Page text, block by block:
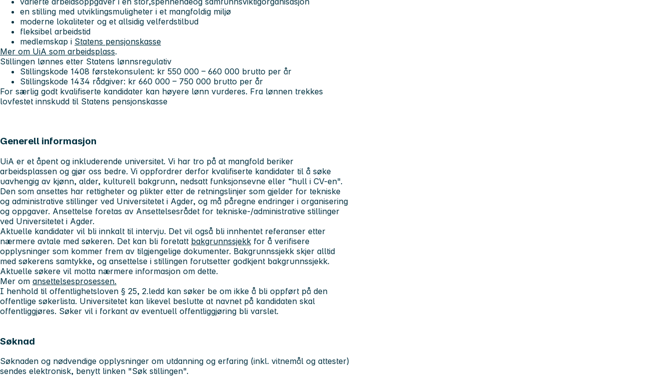
en stilling med utviklingsmuligheter i et mangfoldig miljø
moderne lokaliteter og et allsidig velferdstilbud
fleksibel arbeidstid
medlemskap i Statens pensjonskasse
Mer om UiA som arbeidsplass.
Stillingen lønnes etter Statens lønnsregulativ
Stillingskode 1408 førstekonsulent: kr 550 000 – 660 000 brutto per år
Stillingskode 1434 rådgiver: kr 660 000 – 750 000 brutto per år
For særlig godt kvalifiserte kandidater kan høyere lønn vurderes. Fra lønnen trekkes
lovfestet innskudd til Statens pensjonskasse
Generell informasjon
UiA er et åpent og inkluderende universitet. Vi har tro på at mangfold beriker
arbeidsplassen og gjør oss bedre. Vi oppfordrer derfor kvalifiserte kandidater til å søke
uavhengig av kjønn, alder, kulturell bakgrunn, nedsatt funksjonsevne eller “hull i CV-en".
Den som ansettes har rettigheter og plikter etter de retningslinjer som gjelder for tekniske
og administrative stillinger ved Universitetet i Agder, og må påregne endringer i organisering
og oppgaver. Ansettelse foretas av Ansettelsesrådet for tekniske-/administrative stillinger
ved Universitetet i Agder.
Aktuelle kandidater vil bli innkalt til intervju. Det vil også bli innhentet referanser etter
nærmere avtale med søkeren. Det kan bli foretatt bakgrunnssjekk for å verifisere
opplysninger som kommer frem av tilgjengelige dokumenter. Bakgrunnssjekk skjer alltid
med søkerens samtykke, og ansettelse i stillingen forutsetter godkjent bakgrunnssjekk.
Aktuelle søkere vil motta nærmere informasjon om dette.
Mer om ansettelsesprosessen.
I henhold til offentlighetsloven § 25, 2.ledd kan søker be om ikke å bli oppført på den
offentlige søkerlista. Universitetet kan likevel beslutte at navnet på kandidaten skal
offentliggjøres. Søker vil i forkant av eventuell offentliggjøring bli varslet.
Søknad
Søknaden og nødvendige opplysninger om utdanning og erfaring (inkl. vitnemål og attester)
sendes elektronisk, benytt linken "Søk stillingen".